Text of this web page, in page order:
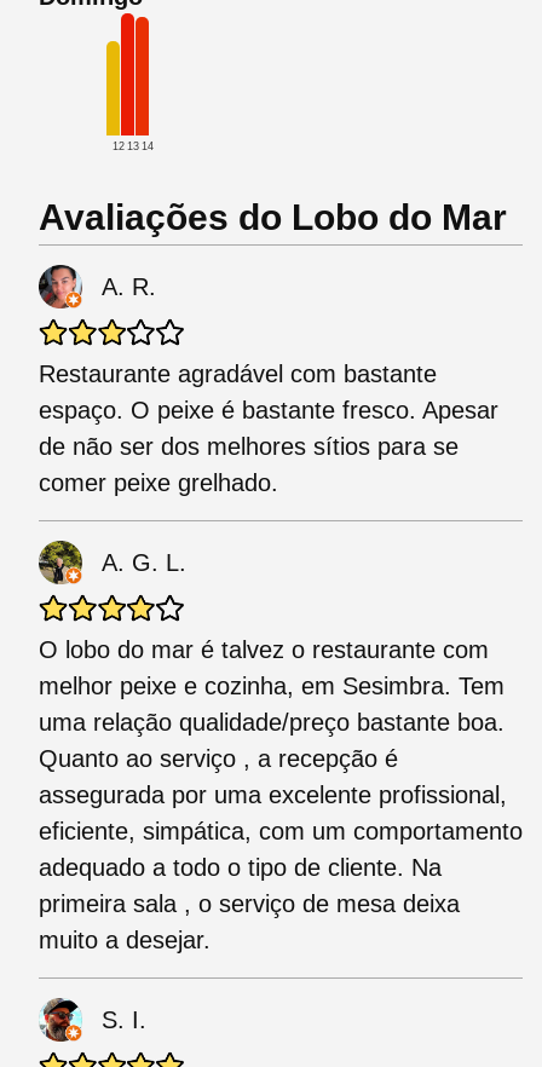
12 13 14
Avaliações do Lobo do Mar
A. R.
Restaurante agradável com bastante
espaço. O peixe é bastante fresco. Apesar
de não ser dos melhores sítios para se
comer peixe grelhado.
A. G. L.
O lobo do mar é talvez o restaurante com
melhor peixe e cozinha, em Sesimbra. Tem
uma relação qualidade/preço bastante boa.
Quanto ao serviço , a recepção é
assegurada por uma excelente profissional,
eficiente, simpática, com um comportamento
adequado a todo o tipo de cliente. Na
primeira sala , o serviço de mesa deixa
muito a desejar.
S. I.